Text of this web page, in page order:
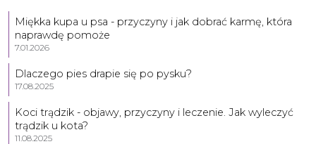
Miękka kupa u psa - przyczyny i jak dobrać karmę, która
naprawdę pomoże
7.01.2026
Dlaczego pies drapie się po pysku?
17.08.2025
Koci trądzik - objawy, przyczyny i leczenie. Jak wyleczyć
trądzik u kota?
11.08.2025